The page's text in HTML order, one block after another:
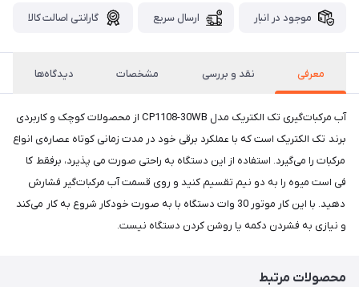
موجود در انبار ارسال سریع گارانتی اصالت کالا
معرفی نقد و بررسی مشخصات دیدگاه‌ها
آب مرکبات‌گیری تک الکتریک مدل CP1108-30WB از محصولات کوچک و کاربردی
برند تک الکتریک است که با عملکرد برقی خود در مدت زمانی کوتاه عصاره‌ی انواع
مرکبات را می‌گیرد. استفاده از این دستگاه به راحتی صورت می پذیرد، برفقط کا
فی است میوه را به دو نیم تقسیم کنید و روی قسمت آب مرکبات‌گیر فشارش
دهید. با این کار موتور 30 وات دستگاه با به صورت خودکار شروع به کار می‌کند
و نیازی به فشردن دکمه یا روشن کردن دستگاه نیست.
محصولات مرتبط